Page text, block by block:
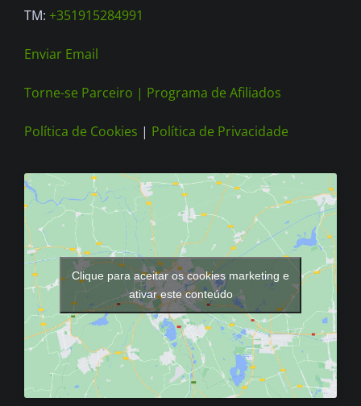
page
TM: +351915284991
Enviar Email
Torne-se Parceiro | Programa de Afiliados
Política de Cookies | Política de Privacidade
Clique para aceitar os cookies marketing e
ativar este conteúdo